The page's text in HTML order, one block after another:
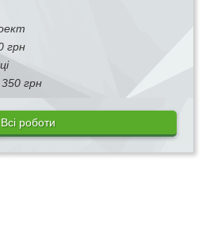
грн
350 грн
Всі роботи